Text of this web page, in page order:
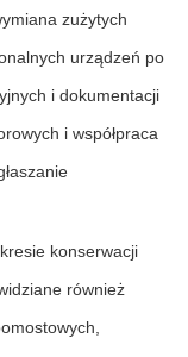
zużytych
urządzeń po
i dokumentacji
i współpraca
konserwacji
również